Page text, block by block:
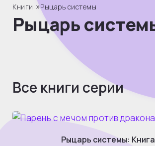
Книги »Рыцарь системы
Рыцарь
Все книги серии
Рыцарь системы: